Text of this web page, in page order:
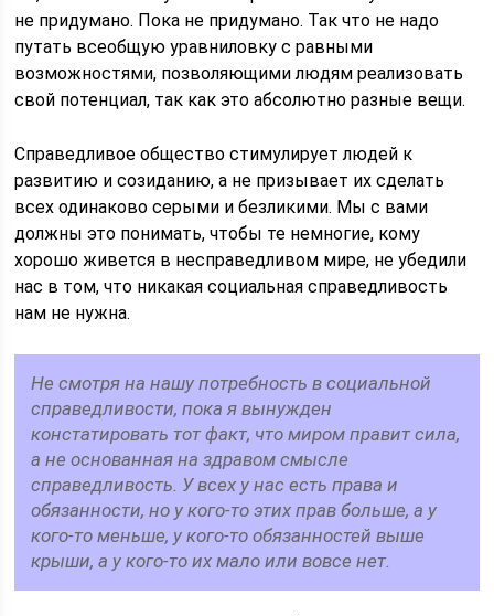
не придумано. Пока не придумано. Так что не надо
путать всеобщую уравниловку с равными
возможностями, позволяющими людям реализовать
свой потенциал, так как это абсолютно разные вещи.
Справедливое общество стимулирует людей к
развитию и созиданию, а не призывает их сделать
всех одинаково серыми и безликими. Мы с вами
должны это понимать, чтобы те немногие, кому
хорошо живется в несправедливом мире, не убедили
нас в том, что никакая социальная справедливость
нам не нужна.
Не смотря на нашу потребность в социальной
справедливости, пока я вынужден
констатировать тот факт, что миром правит сила,
а не основанная на здравом смысле
справедливость. У всех у нас есть права и
обязанности, но у кого-то этих прав больше, а у
кого-то меньше, у кого-то обязанностей выше
крыши, а у кого-то их мало или вовсе нет.